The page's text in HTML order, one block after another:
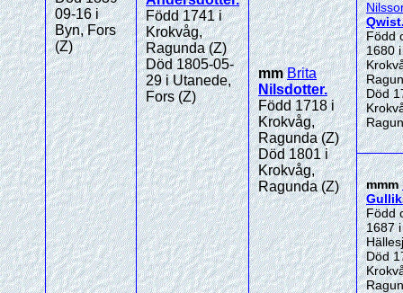
09-16 i
Byn, Fors
(Z)
Född 1741 i
Krokvåg,
Ragunda (Z)
Död 1805-05-
29 i Utanede,
Fors (Z)
mmBrita
Nilsdotter.
Född 1718 i
Krokvåg,
Ragunda (Z)
Död 1801 i
Krokvåg,
Ragunda (Z)
Qwist
Född
1680 i
Död
mmm
Född
1687
Död